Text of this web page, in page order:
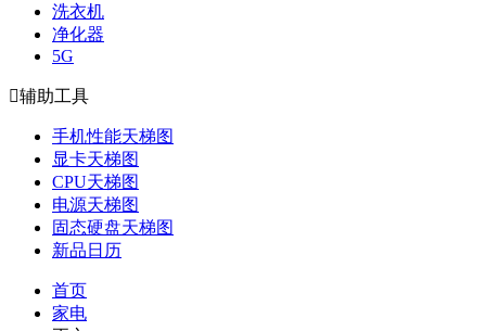
洗衣机
净化器
5G
辅助工具
手机性能天梯图
显卡天梯图
CPU天梯图
电源天梯图
固态硬盘天梯图
新品日历
首页
家电